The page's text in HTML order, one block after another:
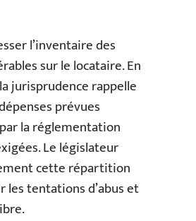
l’inventaire des
sur le locataire. En
jurisprudence rappelle
prévues
la réglementation
Le législateur
cette répartition
les tentations d’abus et